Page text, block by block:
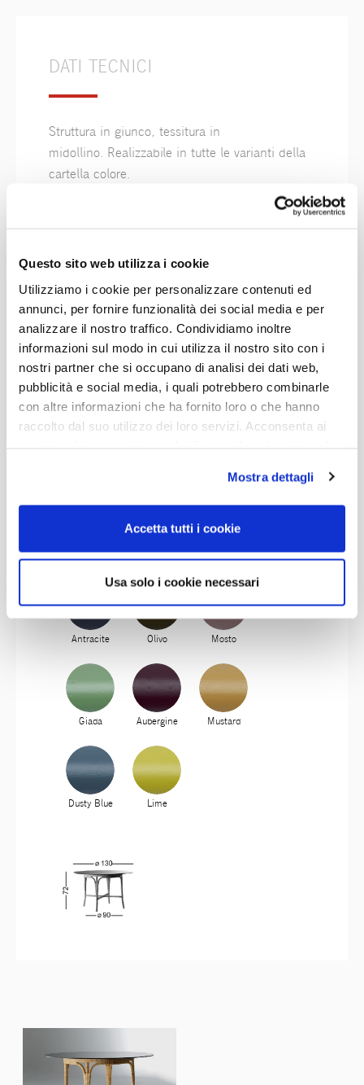
Questo sito web utilizza i cookie
Utilizziamo i cookie per personalizzare contenuti ed
annunci, per fornire funzionalità dei social media e per
analizzare il nostro traffico. Condividiamo inoltre
informazioni sul modo in cui utilizza il nostro sito con i
nostri partner che si occupano di analisi dei dati web,
pubblicità e social media, i quali potrebbero combinarle
con altre informazioni che ha fornito loro o che hanno
raccolto dal suo utilizzo dei loro servizi. Acconsenta ai
Mostra dettagli
Accetta tutti i cookie
Usa solo i cookie necessari
DATI TECNICI
Struttura in giunco, tessitura in
midollino. Realizzabile in tutte le varianti della
cartella colore.
Tabacco Moro Sage
Seashell Castano Tea
Naturale
Garnet Ambra Lichene
Antracite Olivo Mosto
Giada Aubergine Mustard
Dusty Blue Lime